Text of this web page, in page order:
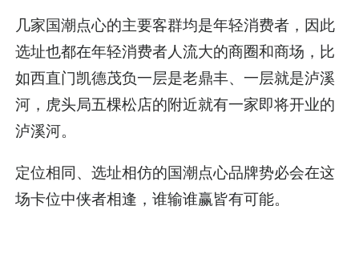
几家国潮点心的主要客群均是年轻消费者，因此
选址也都在年轻消费者人流大的商圈和商场，比
如西直门凯德茂负一层是老鼎丰、一层就是泸溪
河，虎头局五棵松店的附近就有一家即将开业的
泸溪河。
定位相同、选址相仿的国潮点心品牌势必会在这
场卡位中侠者相逢，谁输谁赢皆有可能。